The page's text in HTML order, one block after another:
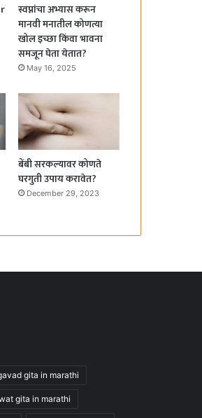
स्वप्नांचा अभ्यास करून
मानवी मनातील कोणत्या
खोल इच्छा किंवा भावना
समजून घेता येतात?
May 16, 2025
बेंबी सरकल्यावर कोणते
घरगुती उपाय करावेत?
December 29, 2023
gita in marathi
gita in marathi